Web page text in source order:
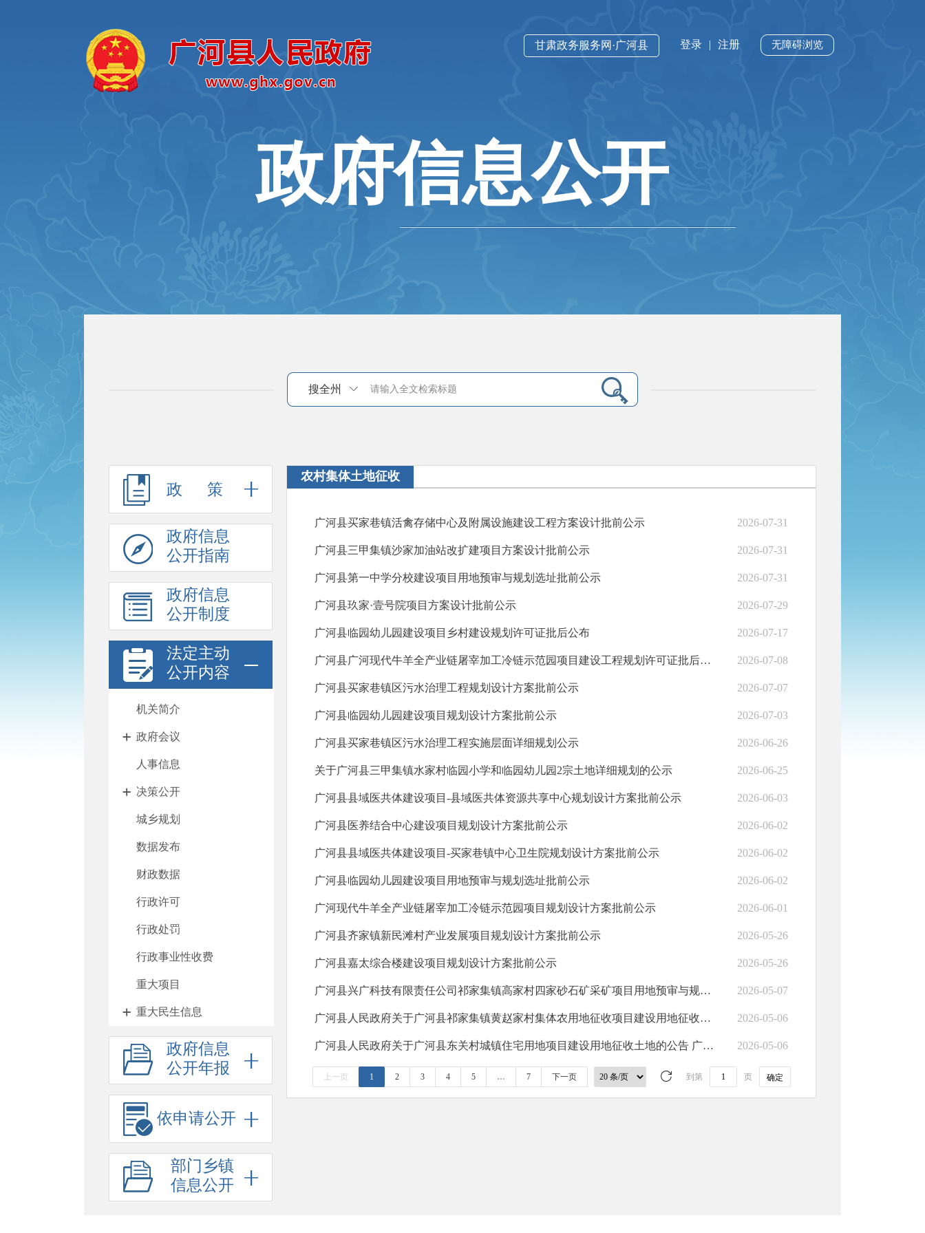
无障碍浏览
登录 | 注册
甘肃政务服务网·广河县
政府信息公开
搜全州
政 策
政府信息
公开指南
政府信息
公开制度
法定主动
公开内容
机关简介
政府会议
人事信息
决策公开
城乡规划
数据发布
财政数据
行政许可
行政处罚
行政事业性收费
重大项目
重大民生信息
人大代表建议、政协委员
提案办理
政府工作报告
其他法定公开
公务员、事业单位招考
防范化解重大风险
政府信息
公开年报
依申请公开
部门乡镇
信息公开
农村集体土地征收
广河县买家巷镇活禽存储中心及附属设施建设工程方案设计批前公示 2026-07-31
广河县三甲集镇沙家加油站改扩建项目方案设计批前公示 2026-07-31
广河县第一中学分校建设项目用地预审与规划选址批前公示 2026-07-31
广河县玖家·壹号院项目方案设计批前公示 2026-07-29
广河县临园幼儿园建设项目乡村建设规划许可证批后公布 2026-07-17
广河县广河现代牛羊全产业链屠宰加工冷链示范园项目建设工程规划许可证批后公布 2026-07-08
广河县买家巷镇区污水治理工程规划设计方案批前公示 2026-07-07
广河县临园幼儿园建设项目规划设计方案批前公示 2026-07-03
广河县买家巷镇区污水治理工程实施层面详细规划公示 2026-06-26
关于广河县三甲集镇水家村临园小学和临园幼儿园2宗土地详细规划的公示 2026-06-25
广河县县域医共体建设项目-县域医共体资源共享中心规划设计方案批前公示 2026-06-03
广河县医养结合中心建设项目规划设计方案批前公示 2026-06-02
广河县县域医共体建设项目-买家巷镇中心卫生院规划设计方案批前公示 2026-06-02
广河县临园幼儿园建设项目用地预审与规划选址批前公示 2026-06-02
广河现代牛羊全产业链屠宰加工冷链示范园项目规划设计方案批前公示 2026-06-01
广河县齐家镇新民滩村产业发展项目规划设计方案批前公示 2026-05-26
广河县嘉太综合楼建设项目规划设计方案批前公示 2026-05-26
广河县兴广科技有限责任公司祁家集镇高家村四家砂石矿采矿项目用地预审与规划选址变更批前公示 2026-05-07
广河县人民政府关于广河县祁家集镇黄赵家村集体农用地征收项目建设用地征收土地的公告 广政征地告〔2026〕第2号 2026-05-06
广河县人民政府关于广河县东关村城镇住宅用地项目建设用地征收土地的公告 广政征地告〔2026〕第1号 2026-05-06
上一页 1 2 3 4 5 … 7 下一页 到第 页 确定